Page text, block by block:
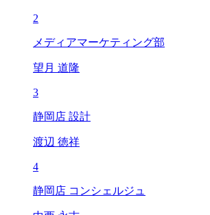
2
メディアマーケティング部
望月 道隆
3
静岡店 設計
渡辺 徳祥
4
静岡店 コンシェルジュ